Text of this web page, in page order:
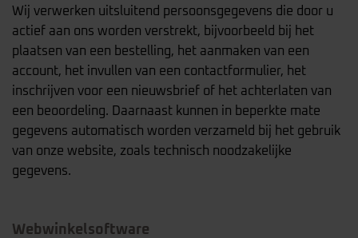
Wij verwerken uitsluitend persoonsgegevens die door u
actief aan ons worden verstrekt, bijvoorbeeld bij het
plaatsen van een bestelling, het aanmaken van een
account, het invullen van een contactformulier, het
inschrijven voor een nieuwsbrief of het achterlaten van
een beoordeling. Daarnaast kunnen in beperkte mate
gegevens automatisch worden verzameld bij het gebruik
van onze website, zoals technisch noodzakelijke
gegevens.
Webwinkelsoftware